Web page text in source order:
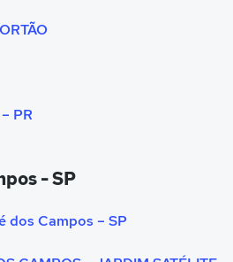
PR
- SP
dos Campos – SP